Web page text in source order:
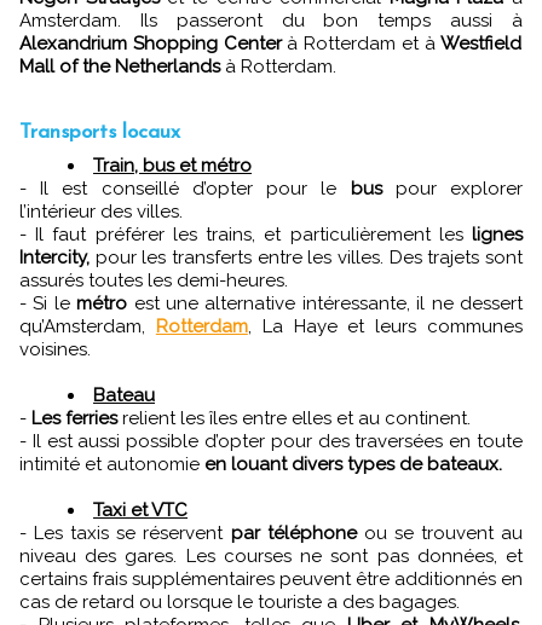
Amsterdam. Ils passeront du bon temps aussi à
Alexandrium Shopping Centerà Rotterdam et àWestfield
Mall of the Netherlands à Rotterdam.
Transports locaux
Train, bus et métro
- Il est conseillé d’opter pour le
buspour explorer
l’intérieur des villes.
- Il faut préférer les trains, et particulièrement les lignes
Intercity, pour les transferts entre les villes. Des trajets sont
assurés toutes les demi-heures.
- Si lemétro est une alternative intéressante, il ne dessert
qu’Amsterdam,
Rotterdam, La Haye et leurs communes
voisines.
Bateau
- Les ferriesrelient les îles entre elles et au continent.
- Il est aussi possible d’opter pour des traversées en toute
intimité et autonomie en louant divers types de bateaux.
Taxi et VTC
- Les taxis se réservent par téléphoneou se trouvent au
niveau des gares. Les courses ne sont pas données, et
certains frais supplémentaires peuvent être additionnés en
cas de retard ou lorsque le touriste a des bagages.